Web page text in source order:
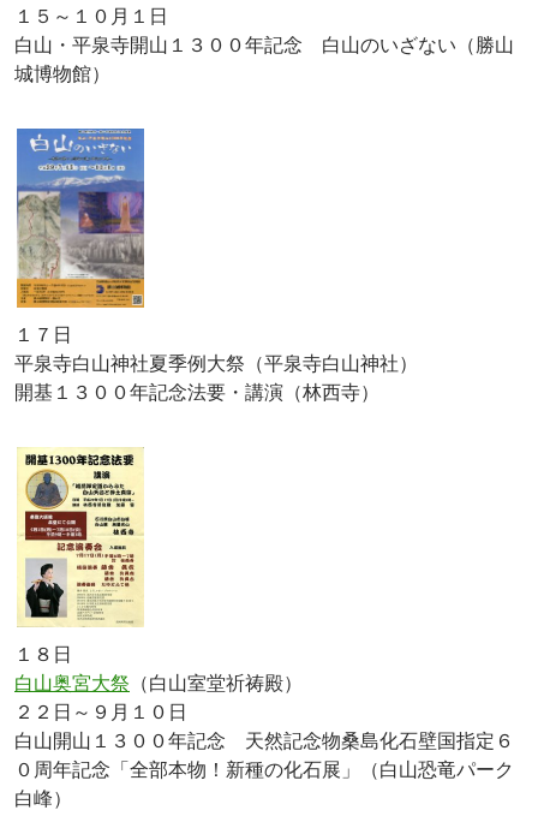
１５～１０月１日
白山・平泉寺開山１３００年記念 白山のいざない（勝山
城博物館）
１７日
平泉寺白山神社夏季例大祭（平泉寺白山神社）
開基１３００年記念法要・講演（林西寺）
１８日
白山奥宮大祭 （白山室堂祈祷殿）
２２日～９月１０日
白山開山１３００年記念 天然記念物桑島化石壁国指定６
０周年記念「全部本物！新種の化石展」（白山恐竜パーク
白峰）